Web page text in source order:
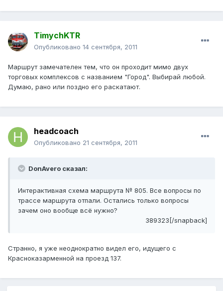
TimychKTR
Опубликовано 14 сентября, 2011
Маршрут замечателен тем, что он проходит мимо двух
торговых комплексов с названием "Город". Выбирай любой.
Думаю, рано или поздно его раскатают.
headcoach
Опубликовано 21 сентября, 2011
DonAvero сказал:
Интерактивная схема маршрута № 805. Все вопросы по
трассе маршрута отпали. Остались только вопросы
зачем оно вообще всё нужно?
389323[/snapback]
Странно, я уже неоднократно видел его, идущего с
Красноказарменной на проезд 137.